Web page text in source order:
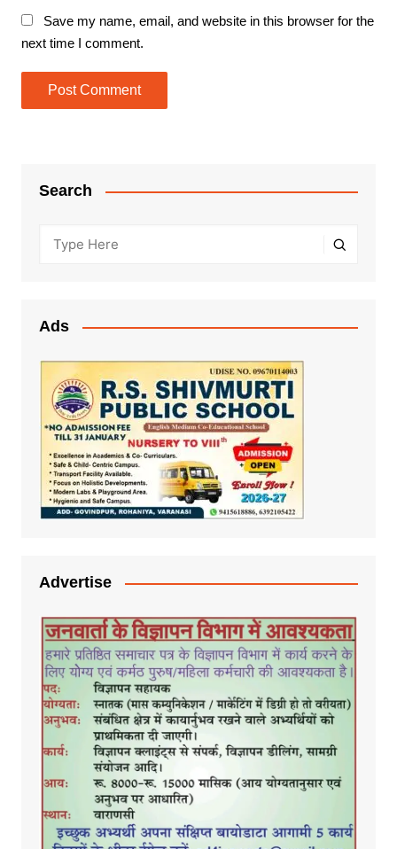
Save my name, email, and website in this browser for the
next time I comment.
Search
Ads
Advertise